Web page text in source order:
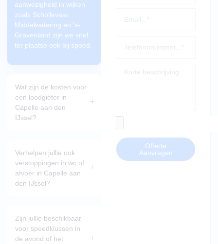
aanwezigheid in wijken
zoals Schollevaar,
Middelwatering en ’s-
Gravenland zijn we snel
ter plaatse ook bij spoed.
Wat zijn de kosten voor
een loodgieter in
Capelle aan den
IJssel?
Verhelpen jullie ook
verstoppingen in wc of
afvoer in Capelle aan
den IJssel?
Zijn jullie beschikbaar
voor spoedklussen in
de avond of het
Offerte
Aanvragen